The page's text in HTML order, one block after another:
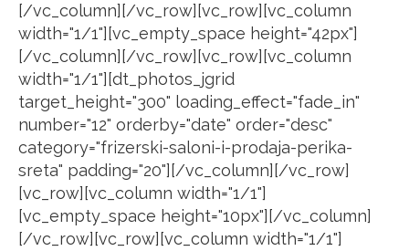
[/vc_column][/vc_row][vc_row][vc_column
width="1/1"][vc_empty_space height="42px"]
[/vc_column][/vc_row][vc_row][vc_column
width="1/1"][dt_photos_jgrid
target_height="300" loading_effect="fade_in"
number="12" orderby="date" order="desc"
category="frizerski-saloni-i-prodaja-perika-
sreta" padding="20"][/vc_column][/vc_row]
[vc_row][vc_column width="1/1"]
[vc_empty_space height="10px"][/vc_column]
[/vc_row][vc_row][vc_column width="1/1"]